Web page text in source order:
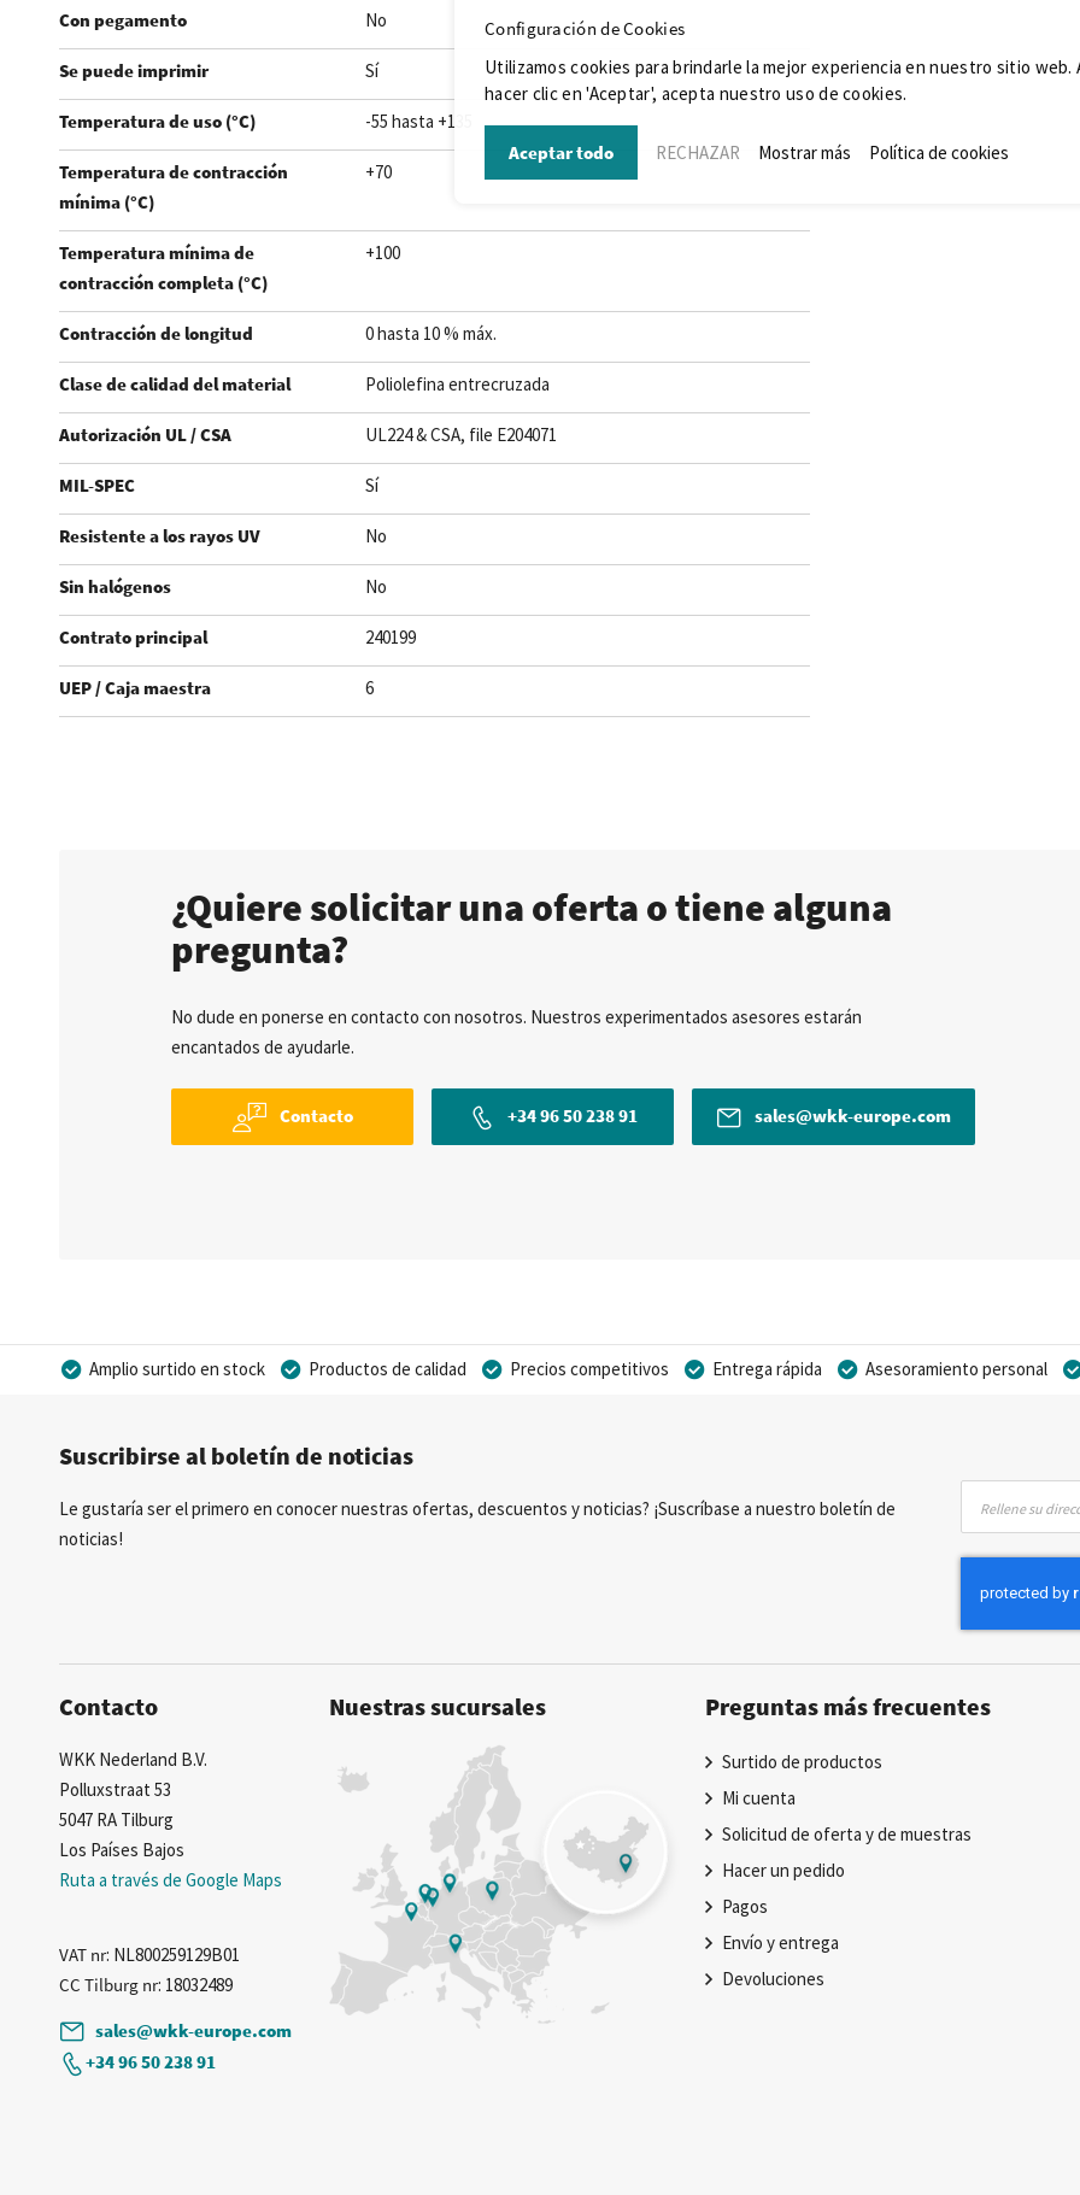
Con pegamento No
Se puede imprimir Sí
Temperatura de uso (°C) -55 hasta +135
Temperatura de contracción
mínima (°C)
+70
Temperatura mínima de
contracción completa (°C)
+100
Contracción de longitud 0 hasta 10 % máx.
Clase de calidad del material Poliolefina entrecruzada
Autorización UL / CSA UL224 & CSA, file E204071
MIL-SPEC Sí
Resistente a los rayos UV No
Sin halógenos No
Contrato principal 240199
UEP / Caja maestra 6
¿Quiere solicitar una oferta o tiene alguna
pregunta?
No dude en ponerse en contacto con nosotros. Nuestros experimentados asesores estarán
encantados de ayudarle.
Contacto +34 96 50 238 91 sales@wkk-europe.com
Amplio surtido en stock Productos de calidad Precios competitivos Entrega rápida
Asesoramiento personal
Suscribirse al boletín de noticias
Le gustaría ser el primero en conocer nuestras ofertas, descuentos y noticias? ¡Suscríbase a nuestro boletín de
noticias!
nuestro
boletín
Contacto
WKK Nederland B.V.
Polluxstraat 53
5047 RA Tilburg
Los Países Bajos
Ruta a través de Google Maps
VAT nr: NL800259129B01
CC Tilburg nr: 18032489
sales@wkk-europe.com
+34 96 50 238 91
Nuestras sucursales Preguntas más frecuentes
Surtido de productos
Mi cuenta
Solicitud de oferta y de muestras
Hacer un pedido
Pagos
Envío y entrega
Devoluciones
Configuración de Cookies
Utilizamos cookies para brindarle la mejor experiencia en nuestro sitio web.
hacer clic en 'Aceptar', acepta nuestro uso de cookies.
Aceptar todo RECHAZAR Mostrar más Política de cookies